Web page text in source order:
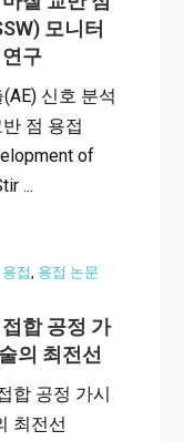
모니터
구
신호 분석
점 용접
of
...
용접, 용접 논문
합 공정 가
의 최전선
합 공정 가시
최전선